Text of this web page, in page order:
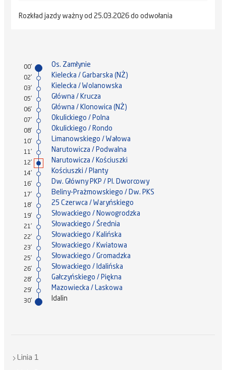
Rozkład jazdy ważny od 25.03.2026 do odwołania
00' Os. Zamłynie
02' Kielecka / Garbarska (NŻ)
03' Kielecka / Wolanowska
05' Główna / Krucza
06' Główna / Klonowica (NŻ)
07' Okulickiego / Polna
08' Okulickiego / Rondo
10' Limanowskiego / Wałowa
11' Narutowicza / Podwalna
12' Narutowicza / Kościuszki
14' Kościuszki / Planty
16' Dw. Główny PKP / Pl. Dworcowy
17' Beliny-Prażmowskiego / Dw. PKS
18' 25 Czerwca / Waryńskiego
19' Słowackiego / Nowogrodzka
21' Słowackiego / Średnia
22' Słowackiego / Kalińska
23' Słowackiego / Kwiatowa
25' Słowackiego / Gromadzka
26' Słowackiego / Idalińska
28' Gałczyńskiego / Piękna
29' Mazowiecka / Laskowa
30' Idalin
Linia 1